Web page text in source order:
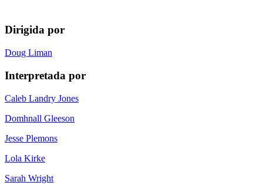
Dirigida por
Doug Liman
Interpretada por
Caleb Landry Jones
Domhnall Gleeson
Jesse Plemons
Lola Kirke
Sarah Wright